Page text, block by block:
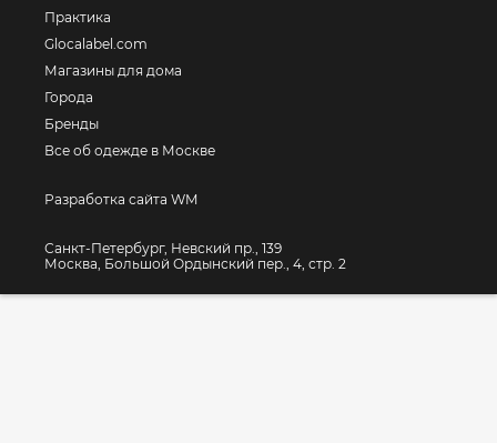
Практика
Glocalabel.com
Магазины для дома
Города
Бренды
Все об одежде в Москве
Разработка сайта WM
Санкт-Петербург, Невский пр., 139
Москва, Большой Ордынский пер., 4, стр. 2